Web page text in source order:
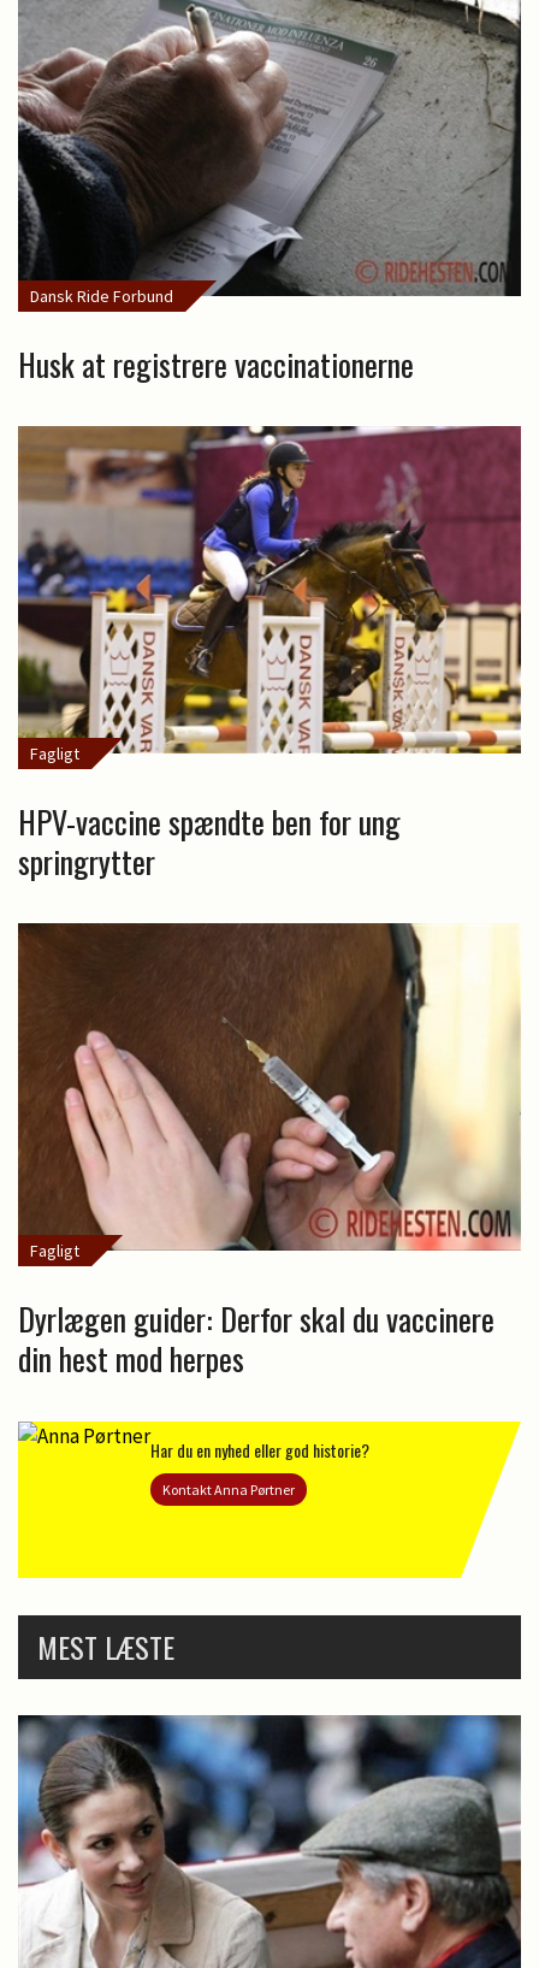
Dansk Ride Forbund
Husk at registrere vaccinationerne
Fagligt
HPV-vaccine spændte ben for ung
springrytter
Fagligt
Dyrlægen guider: Derfor skal du vaccinere
din hest mod herpes
Har du en nyhed eller god historie?
Kontakt Anna Pørtner
MEST LÆSTE